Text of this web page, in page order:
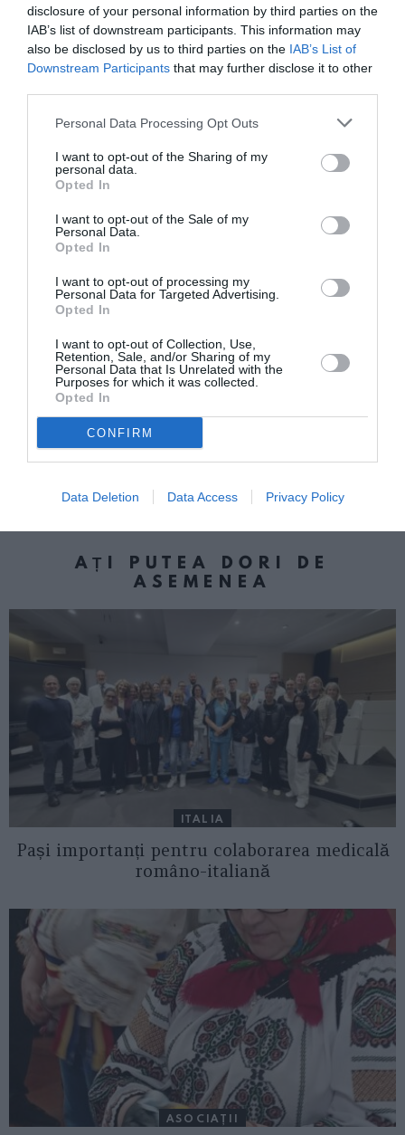
disclosure of your personal information by third parties on the
IAB’s list of downstream participants. This information may
also be disclosed by us to third parties on the IAB’s List of
Downstream Participants that may further disclose it to other
Personal Data Processing Opt Outs
I want to opt-out of the Sharing of my
personal data.
Opted In
I want to opt-out of the Sale of my
Personal Data.
Opted In
I want to opt-out of processing my
Personal Data for Targeted Advertising.
Opted In
I want to opt-out of Collection, Use,
Retention, Sale, and/or Sharing of my
Personal Data that Is Unrelated with the
Purposes for which it was collected.
Opted In
CONFIRM
Data Deletion Data Access Privacy Policy
direcția Veneția, în așa măsură încât trenurile, în
număr de aproximativ douăzeci, avertizate că un
bărbat se plimba pe șine, au fost oprite în stația de
plecare, acumulând astfel o întârziere totală de
aproximativ 22 de ore.
Doar intervenția poliției feroviare, care l-a interceptat
putut să se transforme dintr-o poveste tragicomică
ROMANI IN ITALIA STIRI ITALIA
Articolul anterior
Cadavrul unui român sub un pod:
descoperirea șocantă a unui trecător din
Milano
Următorul articol
„Să ne luăm la revedere de la permisul de
revoluție
AȚI PUTEA DORI DE
ASEMENEA
ITALIA
Pași importanți pentru colaborarea medicală
româno-italiană
ASOCIAŢII